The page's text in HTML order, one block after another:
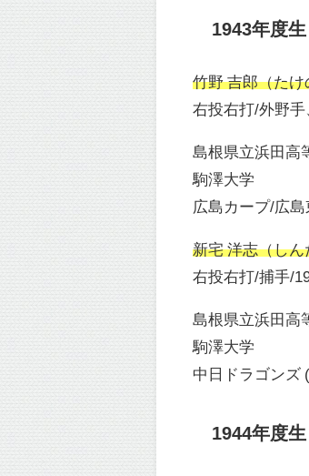
1943年度
竹野 吉郎（たけ
右投右打/外野
島根県立浜田高
駒澤大学
広島カープ/広
新宅 洋志（しん
右投右打/捕手/
島根県立浜田高
駒澤大学
中日ドラゴンズ
1944年度